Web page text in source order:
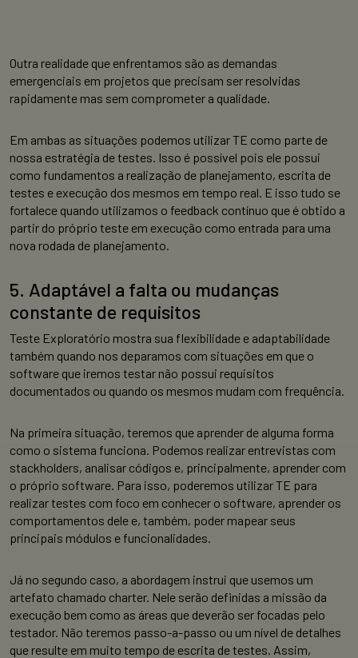
Outra realidade que enfrentamos são as demandas
emergenciais em projetos que precisam ser resolvidas
rapidamente mas sem comprometer a qualidade.
Em ambas as situações podemos utilizar TE como parte de
nossa estratégia de testes. Isso é possível pois ele possui
como fundamentos a realização de planejamento, escrita de
testes e execução dos mesmos em tempo real. E isso tudo se
fortalece quando utilizamos o feedback contínuo que é obtido a
partir do próprio teste em execução como entrada para uma
nova rodada de planejamento.
5. Adaptável a falta ou mudanças
constante de requisitos
Teste Exploratório mostra sua flexibilidade e adaptabilidade
também quando nos deparamos com situações em que o
software que iremos testar não possui requisitos
documentados ou quando os mesmos mudam com frequência.
Na primeira situação, teremos que aprender de alguma forma
como o sistema funciona. Podemos realizar entrevistas com
stackholders, analisar códigos e, principalmente, aprender com
o próprio software. Para isso, poderemos utilizar TE para
realizar testes com foco em conhecer o software, aprender os
comportamentos dele e, também, poder mapear seus
principais módulos e funcionalidades.
Já no segundo caso, a abordagem instrui que usemos um
artefato chamado charter. Nele serão definidas a missão da
execução bem como as áreas que deverão ser focadas pelo
testador. Não teremos passo-a-passo ou um nível de detalhes
que resulte em muito tempo de escrita de testes. Assim,